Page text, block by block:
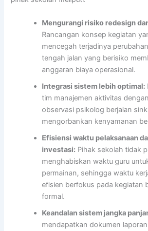
Mengurangi risiko redesign
Rancangan konsep kegiatan
mencegah terjadinya
tengah jalan yang berisiko
anggaran biaya operasional.
Integrasi sistem lebih optimal:
tim manajemen aktivitas
observasi psikolog berjalan
mengorbankan kenyamanan
Efisiensi waktu pelaksanaan
investasi: Pihak sekolah tidak
menghabiskan waktu guru
permainan, sehingga waktu
efisien berfokus pada kegiatan
formal.
Keandalan sistem jangka
mendapatkan dokumen